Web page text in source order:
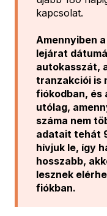
kapcsolat.
Amennyiben
lejárat
autokasszát,
tranzakciói is
fiókodban, és
utólag,
száma nem
adatait tehát
hívjuk le, így
hosszabb,
lesznek
fiókban.